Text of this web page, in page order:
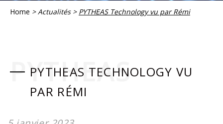
Home > Actualités > PYTHEAS Technology vu par Rémi
PYTHEAS TECHNOLOGY VU
PAR RÉMI
PYTHEAS